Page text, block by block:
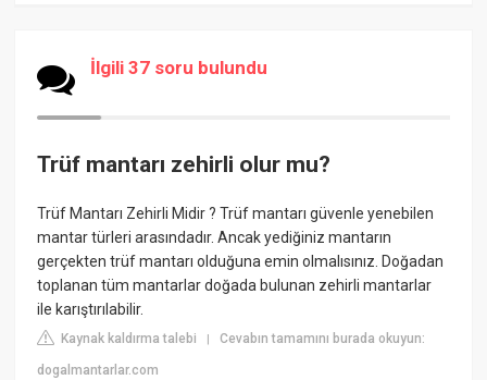
İlgili 37 soru bulundu
Trüf mantarı zehirli olur mu?
Trüf Mantarı Zehirli Midir ? Trüf mantarı güvenle yenebilen
mantar türleri arasındadır. Ancak yediğiniz mantarın
gerçekten trüf mantarı olduğuna emin olmalısınız. Doğadan
toplanan tüm mantarlar doğada bulunan zehirli mantarlar
ile karıştırılabilir.
Kaynak kaldırma talebi |Cevabın tamamını burada okuyun:
dogalmantarlar.com